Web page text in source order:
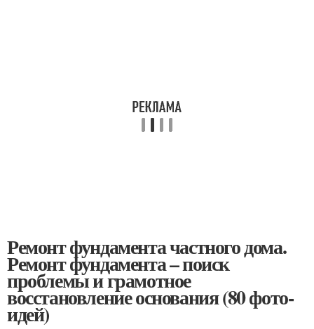
Ремонт фундамента частного дома.
Ремонт фундамента – поиск
проблемы и грамотное
восстановление основания (80 фото-
идей)